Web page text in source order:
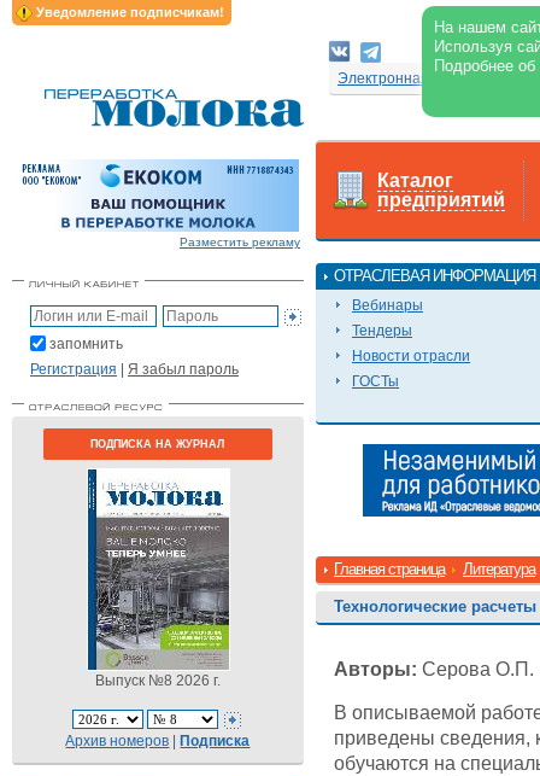
Уведомление подписчикам!
На нашем
Используя
Подробнее
Электронная версия
Разместить рекламу
запомнить
Регистрация | Я забыл пароль
ПОДПИСКА НА ЖУРНАЛ
Выпуск №8 2026 г.
Архив номеров |Подписка
Каталог
предприятий
ОТРАСЛЕВАЯ ИНФОРМАЦИЯ
Вебинары
Тендеры
Новости отрасли
ГОСТы
Главная страница Литература
Технологические
Авторы: Серова О.П.
В описываемой
приведены сведения,
обучаются на